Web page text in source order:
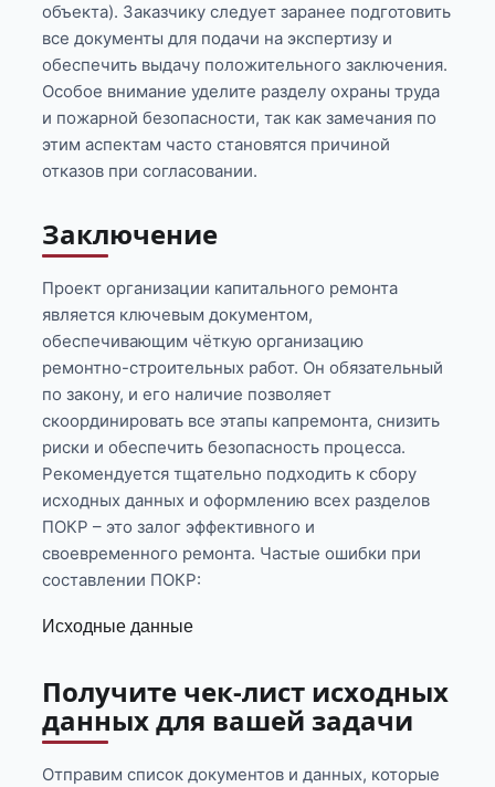
объекта). Заказчику следует заранее подготовить
все документы для подачи на экспертизу и
обеспечить выдачу положительного заключения.
Особое внимание уделите разделу охраны труда
и пожарной безопасности, так как замечания по
этим аспектам часто становятся причиной
отказов при согласовании.
Заключение
Проект организации капитального ремонта
является ключевым документом,
обеспечивающим чёткую организацию
ремонтно-строительных работ. Он обязательный
по закону, и его наличие позволяет
скоординировать все этапы капремонта, снизить
риски и обеспечить безопасность процесса.
Рекомендуется тщательно подходить к сбору
исходных данных и оформлению всех разделов
ПОКР – это залог эффективного и
своевременного ремонта. Частые ошибки при
составлении ПОКР:
Исходные данные
Получите чек-лист исходных
данных для вашей задачи
Отправим список документов и данных, которые